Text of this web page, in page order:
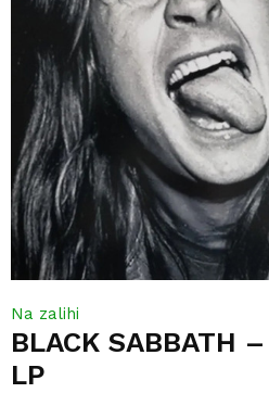
BLACK SABBATH
LP
Na zalihi